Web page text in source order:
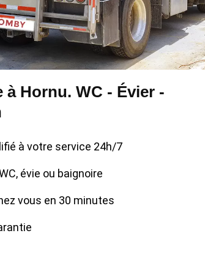
à Hornu. WC - Évier -
à votre service 24h/7
évie ou baignoire
vous en 30 minutes